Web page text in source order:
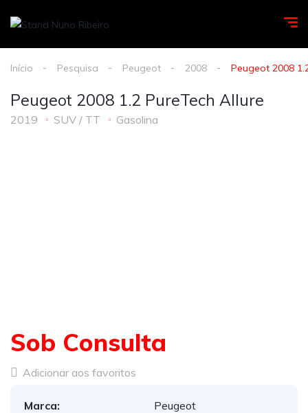
Início Pesquisa Peugeot 2008 Peugeot 2008
Peugeot 2008 1.2 PureTech Allure
2019 SUV / TT Gasolina
Sob Consulta
Adicionar aos favoritos
Marca:
Peugeot